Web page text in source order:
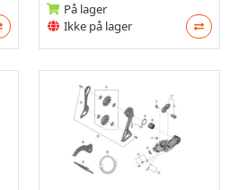
På lager
Ikke på lager